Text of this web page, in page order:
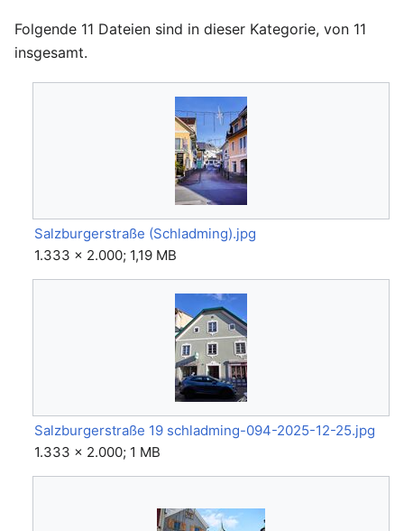
Folgende 11 Dateien sind in dieser Kategorie, von 11
insgesamt.
Salzburgerstraße (Schladming).jpg
1.333 × 2.000; 1,19 MB
Salzburgerstraße 19 schladming-094-2025-12-25.jpg
1.333 × 2.000; 1 MB